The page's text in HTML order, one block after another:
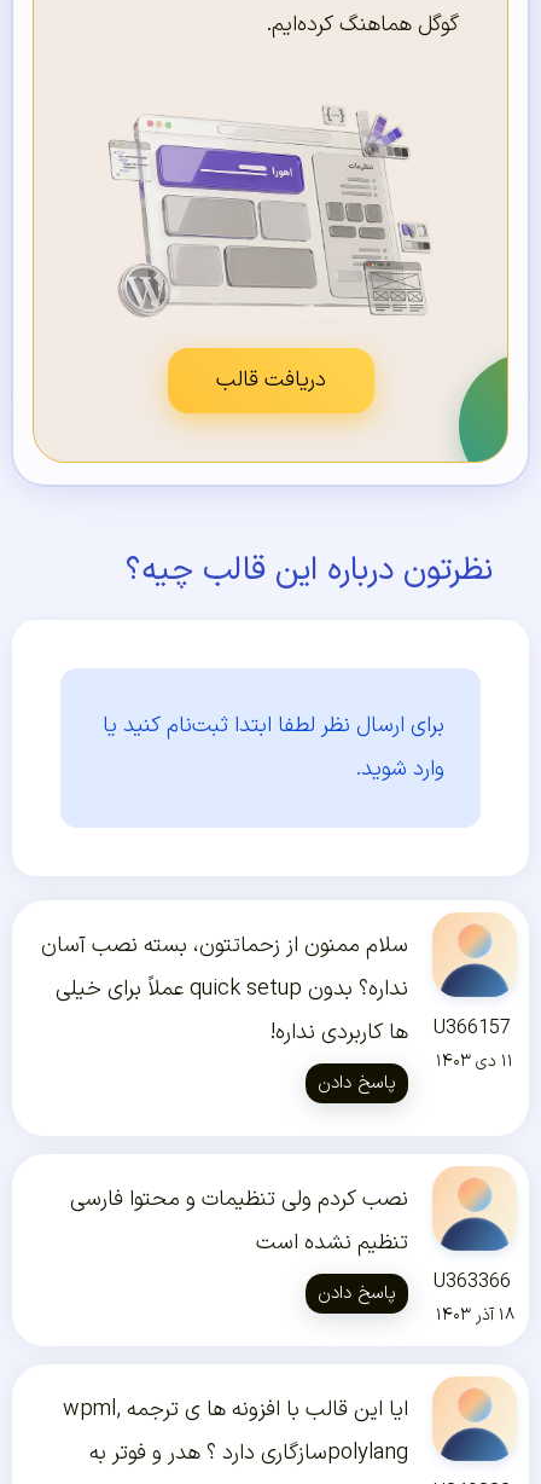
گوگل هماهنگ کرده‌ایم.
دریافت قالب
نظرتون درباره این قالب چیه؟
برای ارسال نظر لطفا ابتدا ثبت‌نام کنید یا
وارد شوید.
U366157
۱۱ دی ۱۴۰۳
سلام ممنون از زحماتتون، بسته نصب آسان
نداره؟ بدون quick setup عملاً برای خیلی
ها کاربردی نداره!
پاسخ دادن
U363366
۱۸ آذر ۱۴۰۳
نصب کردم ولی تنظیمات و محتوا فارسی
تنظیم نشده است
پاسخ دادن
ایا این قالب با افزونه ها ی ترجمه wpml,
polylangسازگاری دارد ؟ هدر و فوتر به